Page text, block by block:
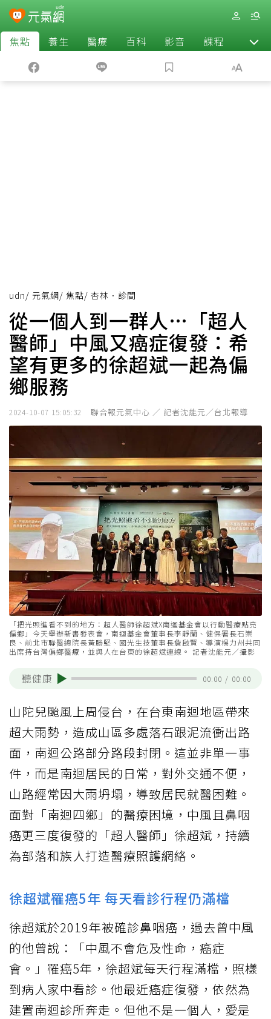
焦點 養生 醫療 百科 影音 課程 退休
udn/ 元氣網/ 焦點/ 杏林．診間
從一個人到一群人…「超人
醫師」中風又癌症復發：希
望有更多的徐超斌一起為偏
鄉服務
2024-10-07 15:05:32 聯合報元氣中心 ／ 記者沈能元／台北報導
「把光照進看不到的地方：超人醫師徐超斌X南迴基金會以行動醫療點亮
偏鄉」今天舉辦新書發表會，南迴基金會董事長李靜蘭、健保署長石崇
良、前北市聯醫總院長黃勝堅、國光生技董事長詹啟賢、導演楊力州共同
出席持台灣偏鄉醫療，並與人在台東的徐超斌連線。 記者沈能元／攝影
聽健康 00:00 / 00:00
山陀兒颱風上周侵台，在台東南迴地區帶來
超大雨勢，造成山區多處落石跟泥流衝出路
面，南迴公路部分路段封閉。這並非單一事
件，而是南迴居民的日常，對外交通不便，
山路經常因大雨坍塌，導致居民就醫困難。
面對「南迴四鄉」的醫療困境，中風且鼻咽
癌更三度復發的「超人醫師」徐超斌，持續
為部落和族人打造醫療照護網絡。
徐超斌罹癌5年 每天看診行程仍滿檔
徐超斌於2019年被確診鼻咽癌，過去曾中風
的他曾說：「中風不會危及性命，癌症
會。」罹癌5年，徐超斌每天行程滿檔，照樣
到病人家中看診。他最近癌症復發，依然為
建置南迴診所奔走。但他不是一個人，愛是